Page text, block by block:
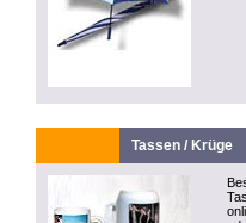
Tassen / Krüge